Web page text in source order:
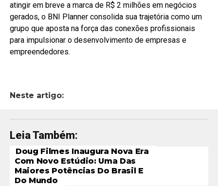
atingir em breve a marca de R$ 2 milhões em negócios
gerados, o BNI Planner consolida sua trajetória como um
grupo que aposta na força das conexões profissionais
para impulsionar o desenvolvimento de empresas e
empreendedores.
Neste artigo:
Leia Também:
Doug Filmes Inaugura Nova Era
Com Novo Estúdio: Uma Das
Maiores Potências Do Brasil E
Do Mundo